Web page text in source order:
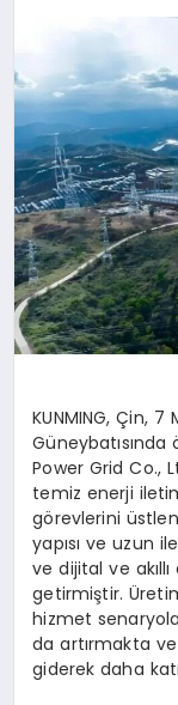
YEREL HABERLER
GÜNDEM
KUNMING, Çin, 7
Power Grid Co.,
temiz enerji
görevlerini
yapısı ve uzun
ve dijital ve
getirmiştir.
hizmet
da artırmakta
giderek daha